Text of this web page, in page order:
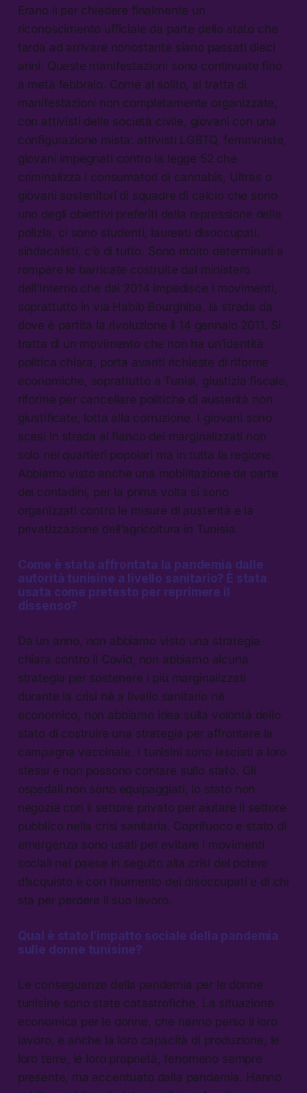
Erano lì per chiedere finalmente un
riconoscimento ufficiale da parte dello stato che
tarda ad arrivare nonostante siano passati dieci
anni. Queste manifestazioni sono continuate fino
a metà febbraio. Come al solito, si tratta di
manifestazioni non completamente organizzate,
con attivisti della società civile, giovani con una
configurazione mista: attivisti LGBTQ, femministe,
giovani impegnati contro la legge 52 che
criminalizza i consumatori di cannabis, Ultras o
giovani sostenitori di squadre di calcio che sono
uno degli obiettivi preferiti della repressione della
polizia, ci sono studenti, laureati disoccupati,
sindacalisti, c’è di tutto. Sono molto determinati a
rompere le barricate costruite dal ministero
dell’Interno che dal 2014 impedisce i movimenti,
soprattutto in via Habib Bourghiba, la strada da
dove è partita la rivoluzione il 14 gennaio 2011. Si
tratta di un movimento che non ha un’identità
politica chiara, porta avanti richieste di riforme
economiche, soprattutto a Tunisi, giustizia fiscale,
riforme per cancellare politiche di austerità non
giustificate, lotta alla corruzione. I giovani sono
scesi in strada al fianco dei marginalizzati non
solo nei quartieri popolari ma in tutta la regione.
Abbiamo visto anche una mobilitazione da parte
dei contadini, per la prima volta si sono
organizzati contro le misure di austerità e la
privatizzazione dell’agricoltura in Tunisia.
Come è stata affrontata la pandemia dalle
autorità tunisine a livello sanitario? È stata
usata come pretesto per reprimere il
dissenso?
Da un anno, non abbiamo visto una strategia
chiara contro il Covid, non abbiamo alcuna
strategia per sostenere i più marginalizzati
durante la crisi né a livello sanitario né
economico, non abbiamo idea sulla volontà dello
stato di costruire una strategia per affrontare la
campagna vaccinale. I tunisini sono lasciati a loro
stessi e non possono contare sullo stato. Gli
ospedali non sono equipaggiati, lo stato non
negozia con il settore privato per aiutare il settore
pubblico nella crisi sanitaria. Coprifuoco e stato di
emergenza sono usati per evitare i movimenti
sociali nel paese in seguito alla crisi del potere
d’acquisto e con l’aumento dei disoccupati e di chi
sta per perdere il suo lavoro.
Qual è stato l’impatto sociale della pandemia
sulle donne tunisine?
Le conseguenze della pandemia per le donne
tunisine sono state catastrofiche. La situazione
economica per le donne, che hanno perso il loro
lavoro, e anche la loro capacità di produzione, le
loro terre, le loro proprietà, fenomeno sempre
presente, ma accentuato dalla pandemia. Hanno